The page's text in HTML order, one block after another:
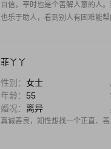
自信，平时也是个善解人意的人
也乐于助人，看到别人有困难能
菲丫丫
性别： 女士
年龄： 55
婚况： 离异
真诚善良，知性想找一个正直、